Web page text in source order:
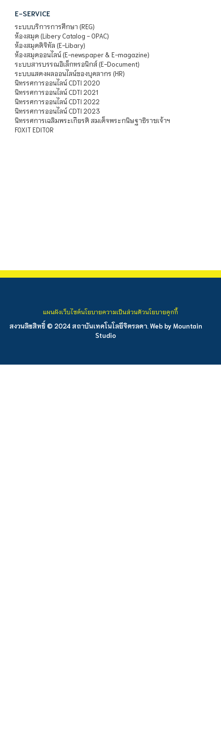
E-SERVICE
ระบบบริการการศึกษา (REG)
ห้องสมุด (Libery Catalog - OPAC)
ห้องสมุดดิจิทัล (E-Libary)
ห้องสมุดออนไลน์ (E-newspaper & E-magazine)
ระบบสารบรรณอิเล็กทรอนิกส์ (E-Document)
ระบบแสดงผลออนไลน์ของบุคลากร (HR)
นิทรรศการออนไลน์ CDTI 2020
นิทรรศการออนไลน์ CDTI 2021
นิทรรศการออนไลน์ CDTI 2022
นิทรรศการออนไลน์ CDTI 2023
นิทรรศการเฉลิมพระเกียรติ สมเด็จพระกนิษฐาธิราชเจ้าฯ
FOXIT EDITOR
สงวนลิขสิทธิ์ © 2024 สถาบันเทคโนโลยีจิตรลดา. Web by Mountain
Studio
แผนผังเว็บไซต์นโยบายความเป็นส่วนตัวนโยบายคุกกี้